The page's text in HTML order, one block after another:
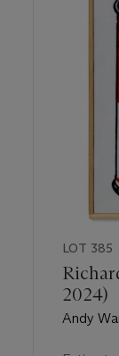
LOT 385
2024)
Andy